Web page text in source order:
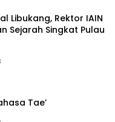
Libukang, Rektor IAIN
Sejarah Singkat Pulau
Tae’